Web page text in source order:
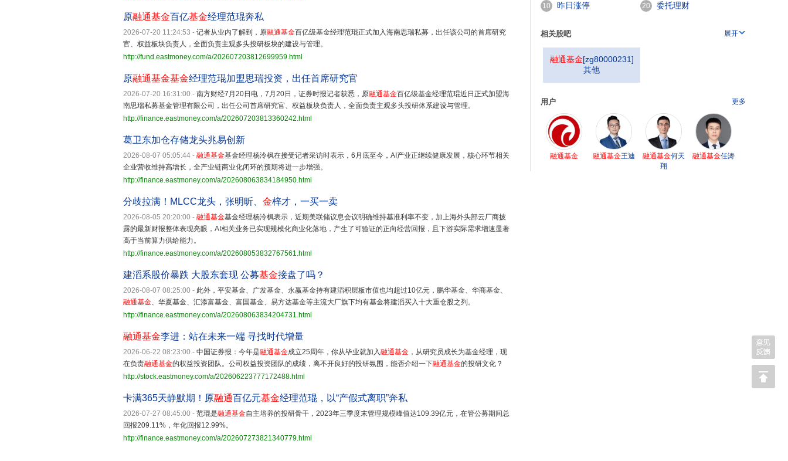
原融通基金百亿基金经理范琨奔私
2026-07-20 11:24:53 - 记者从业内了解到，原融通基金百亿级基金经理范琨正式加入海南思瑞私募，出任该公司的首席研究
官、权益板块负责人，全面负责主观多头投研板块的建设与管理。
http://fund.eastmoney.com/a/202607203812699959.html
原融通基金基金经理范琨加盟思瑞投资，出任首席研究官
2026-07-20 16:31:00 - 南方财经7月20日电，7月20日，证券时报记者获悉，原融通基金百亿级基金经理范琨近日正式加盟海
南思瑞私募基金管理有限公司，出任公司首席研究官、权益板块负责人，全面负责主观多头投研体系建设与管理。
http://finance.eastmoney.com/a/202607203813360242.html
葛卫东加仓存储龙头兆易创新
2026-08-07 05:05:44 - 融通基金基金经理杨泠枫在接受记者采访时表示，6月底至今，AI产业正继续健康发展，核心环节相关
企业营收维持高增长，全产业链商业化闭环的预期将进一步增强。
http://finance.eastmoney.com/a/202608063834184950.html
分歧拉满！MLCC龙头，张明昕、 金梓才，一买一卖
2026-08-05 20:20:00 - 融通基金基金经理杨泠枫表示，近期美联储议息会议明确维持基准利率不变，加上海外头部云厂商披
露的最新财报整体表现亮眼，AI相关业务已实现规模化商业化落地，产生了可验证的正向经营回报，且下游实际需求增速显著
高于当前算力供给能力。
http://finance.eastmoney.com/a/202608053832767561.html
建滔系股价暴跌 大股东套现 公募基金接盘了吗？
2026-08-07 08:25:00 - 此外，平安基金、广发基金、永赢基金持有建滔积层板市值也均超过10亿元，鹏华基金、华商基金、
融通基金、华夏基金、汇添富基金、富国基金、易方达基金等主流大厂旗下均有基金将建滔买入十大重仓股之列。
http://finance.eastmoney.com/a/202608063834204731.html
融通基金李进：站在未来一端 寻找时代增量
2026-06-22 08:23:00 - 中国证券报：今年是融通基金成立25周年，你从毕业就加入融通基金 ，从研究员成长为基金经理，现
在负责融通基金的权益投资团队。公司权益投资团队的成绩，离不开良好的投研氛围，能否介绍一下融通基金的投研文化？
http://stock.eastmoney.com/a/202606223777172488.html
卡满365天静默期！原融通百亿元基金经理范琨，以“产假式离职”奔私
2026-07-27 08:45:00 - 范琨是融通基金自主培养的投研骨干，2023年三季度末管理规模峰值达109.39亿元，在管公募期间总
回报209.11%，年化回报12.99%。
http://finance.eastmoney.com/a/202607273821340779.html
一览
10 昨日涨停 20 委托理财
相关股吧 展开
融通基金[zg80000231]
其他
用户 更多
融通基金 融通基金王迪 融通基金何天
翔
融通基金任涛